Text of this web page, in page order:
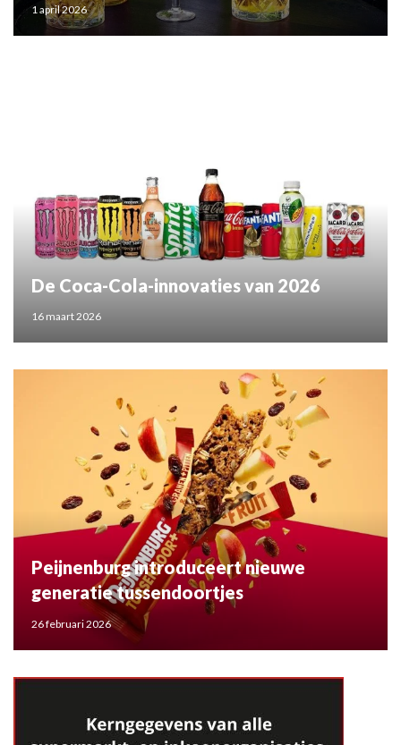
1 april 2026
De Coca-Cola-innovaties van 2026
16 maart 2026
Peijnenburg introduceert nieuwe
generatie tussendoortjes
26 februari 2026